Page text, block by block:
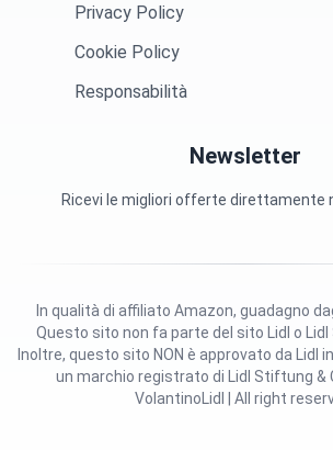
Privacy Policy
Cookie Policy
Responsabilità
Newsletter
Ricevi le migliori offerte direttamente
Questo sito non fa parte del sito Lidl o Lidl
Inoltre, questo sito NON è approvato da Lidl
un marchio registrato di Lidl Stiftung &
VolantinoLidl | All right
In qualità di affiliato Amazon, guadagno